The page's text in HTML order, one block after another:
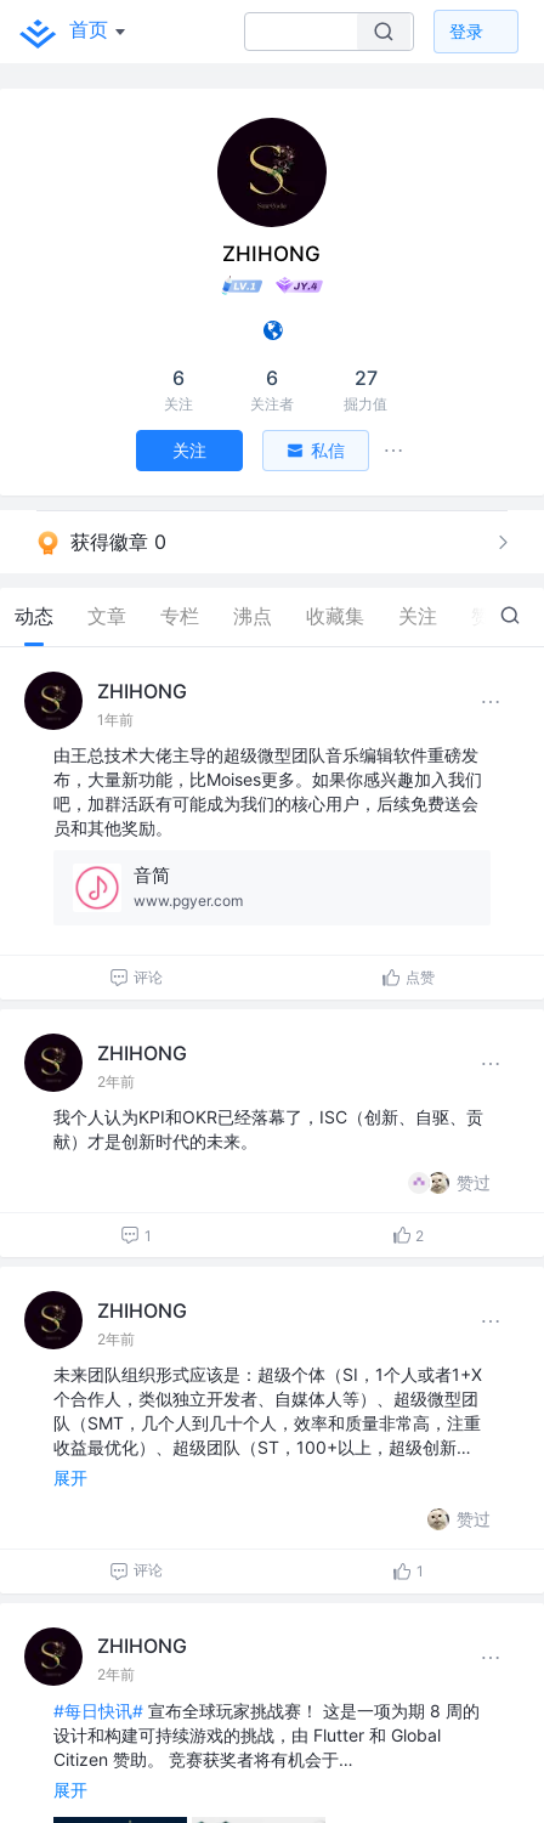
首页 登录
ZHIHONG
6
关注
6
关注者
27
掘力值
关注 私信
获得徽章 0
动态 文章 专栏 沸点 收藏集 关注 1
ZHIHONG
1年前
由王总技术大佬主导的超级微型团队音乐编辑软件重磅发
布，大量新功能，比Moises更多。如果你感兴趣加入我们
吧，加群活跃有可能成为我们的核心用户，后续免费送会
员和其他奖励。
音简
www.pgyer.com
评论 点赞
ZHIHONG
2年前
我个人认为KPI和OKR已经落幕了，ISC（创新、自驱、贡
献）才是创新时代的未来。
赞过
1 2
ZHIHONG
2年前
未来团队组织形式应该是：超级个体（SI，1个人或者1+X
个合作人，类似独立开发者、自媒体人等）、超级微型团
队（SMT，几个人到几十个人，效率和质量非常高，注重
收益最优化）、超级团队（ST，100+以上，超级创新…
展开
赞过
评论 1
ZHIHONG
2年前
#每日快讯# 宣布全球玩家挑战赛！ 这是一项为期 8 周的
设计和构建可持续游戏的挑战，由 Flutter 和 Global
Citizen 赞助。 竞赛获奖者将有机会于…
展开